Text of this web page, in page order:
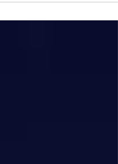
empresariales y gremiales